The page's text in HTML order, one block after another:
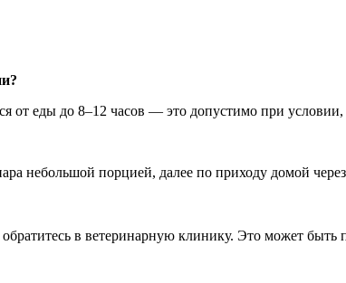
еды до 8–12 часов — это допустимо при условии,
небольшой порцией, далее по приходу домой
в ветеринарную клинику. Это может